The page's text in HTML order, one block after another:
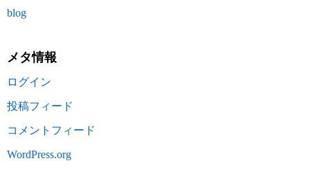
blog
メタ情報
ログイン
投稿フィード
コメントフィード
WordPress.org